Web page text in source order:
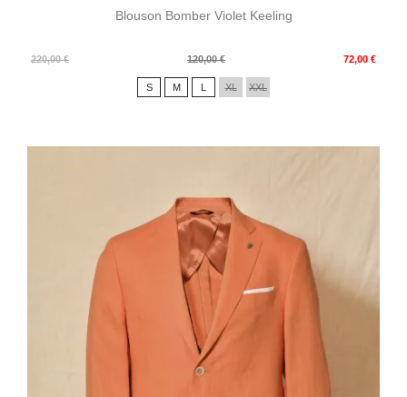
Blouson Bomber Violet Keeling
220,00 €
Prix
120,00 € 72,00 €
Prix
S M L XL XXL